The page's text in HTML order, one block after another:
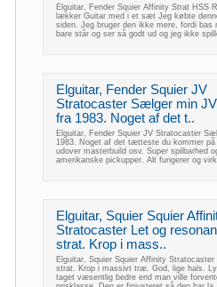
Elguitar, Fender Squier Affinity Strat HSS
lækker Guitar med i et sæt Jeg købte
siden. Jeg bruger den ikke mere, fordi bas
bare står og ser så godt ud og jeg ikke
Elguitar, Fender Squier JV
Stratocaster Sælger min
fra 1983. Noget af det t..
Elguitar, Fender Squier JV Stratocaster
1983. Noget af det tætteste du kommer på
udover masterbuild osv. Super spilbarhed
amerikanske pickupper. Alt fungerer og
Elguitar, Squier Squier
Stratocaster Let og
strat. Krop i mass..
Elguitar, Squier Squier Affinity
strat. Krop i massivt træ. God, lige hals.
taget væsentlig bedre end man ville